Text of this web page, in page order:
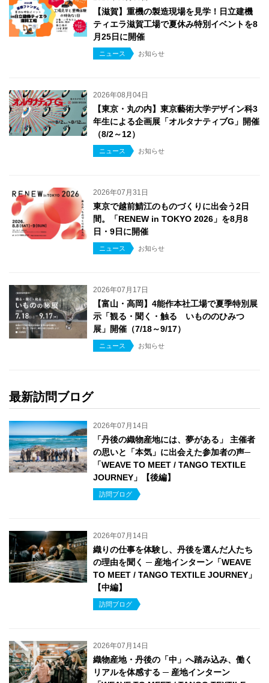
【滋賀】重機の製造現場を見学！日立建機
ティエラ滋賀工場で夏休み特別イベントを8
月25日に開催
ニュース お知らせ
2026年08月04日
【東京・丸の内】東京藝術大学デザイン科3
年生による企画展「オルタナティブG」開催
（8/2～12）
ニュース お知らせ
2026年07月31日
東京で越前鯖江のものづくりに出会う2日
間。「RENEW in TOKYO 2026」を8月8
日・9日に開催
ニュース お知らせ
2026年07月17日
【富山・高岡】4能作本社工場で夏季特別展
示「観る・聞く・触る いもののひみつ
展」開催（7/18～9/17）
ニュース お知らせ
最新訪問ブログ
2026年07月14日
「丹後の織物産地には、夢がある」 主催者
の思いと「本気」に出会えた参加者の声─
「WEAVE TO MEET / TANGO TEXTILE
JOURNEY」【後編】
訪問ブログ
2026年07月14日
織りの仕事を体験し、丹後を選んだ人たち
の理由を聞く ─ 産地インターン「WEAVE
TO MEET / TANGO TEXTILE JOURNEY」
【中編】
訪問ブログ
2026年07月14日
織物産地・丹後の「中」へ踏み込み、働く
リアルを体感する ─ 産地インターン